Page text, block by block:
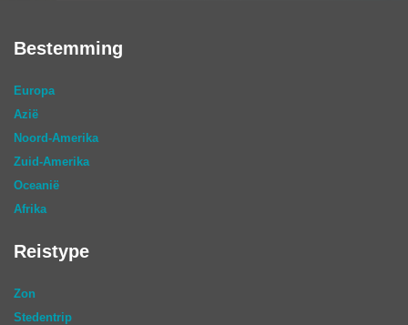
Bestemming
Europa
Azië
Noord-Amerika
Zuid-Amerika
Oceanië
Afrika
Reistype
Zon
Stedentrip